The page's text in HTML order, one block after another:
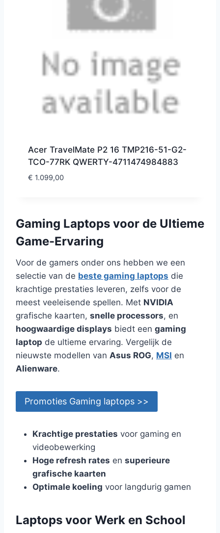
Acer TravelMate P2 16 TMP216-51-G2-
TCO-77RK QWERTY-4711474984883
€ 1.099,00
Gaming Laptops voor de Ultieme
Game-Ervaring
Voor de gamers onder ons hebben we een
selectie van de beste gaming laptops die
krachtige prestaties leveren, zelfs voor de
meest veeleisende spellen. Met NVIDIA
grafische kaarten, snelle processors, en
hoogwaardige displays biedt een gaming
laptop de ultieme ervaring. Vergelijk de
nieuwste modellen van Asus ROG, MSI en
Alienware.
Promoties Gaming laptops >>
Krachtige prestaties voor gaming en
videobewerking
Hoge refresh rates en superieure
grafische kaarten
Optimale koeling voor langdurig gamen
Laptops voor Werk en School